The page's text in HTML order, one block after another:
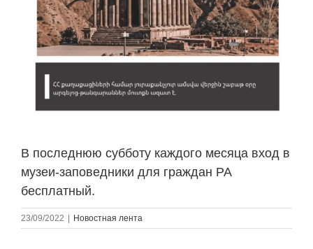
В последнюю субботу каждого месяца вход в
музеи-заповедники для граждан РА
бесплатный.
23/09/2022 Новостная лента